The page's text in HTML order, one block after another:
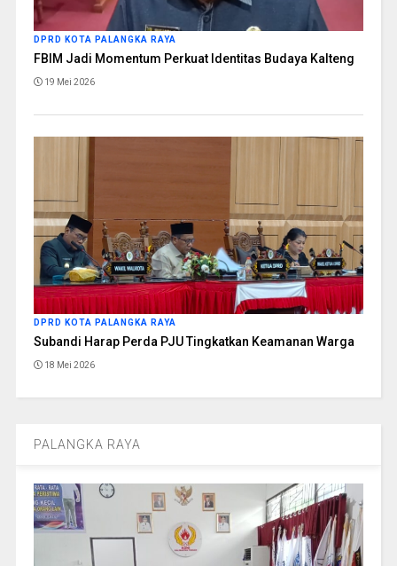
DPRD KOTA PALANGKA RAYA
FBIM Jadi Momentum Perkuat Identitas Budaya Kalteng
19 Mei 2026
DPRD KOTA PALANGKA RAYA
Subandi Harap Perda PJU Tingkatkan Keamanan Warga
18 Mei 2026
PALANGKA RAYA